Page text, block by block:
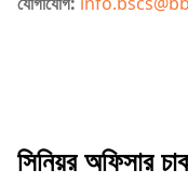
সিনিয়র অফিসার